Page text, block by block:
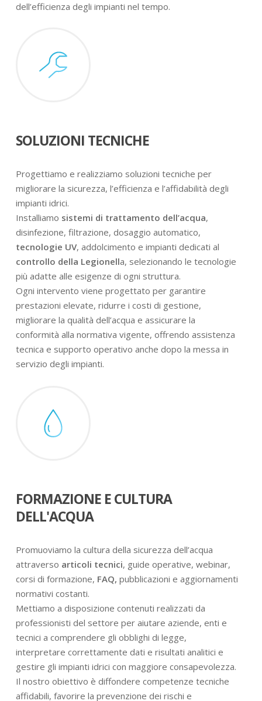
dell’efficienza degli impianti nel tempo.
SOLUZIONI TECNICHE
Progettiamo e realizziamo soluzioni tecniche per
migliorare la sicurezza, l’efficienza e l’affidabilità degli
impianti idrici.
Installiamo sistemi di trattamento dell’acqua,
disinfezione, filtrazione, dosaggio automatico,
tecnologie UV, addolcimento e impianti dedicati al
controllo della Legionella, selezionando le tecnologie
più adatte alle esigenze di ogni struttura.
Ogni intervento viene progettato per garantire
prestazioni elevate, ridurre i costi di gestione,
migliorare la qualità dell’acqua e assicurare la
conformità alla normativa vigente, offrendo assistenza
tecnica e supporto operativo anche dopo la messa in
servizio degli impianti.
FORMAZIONE E CULTURA
DELL'ACQUA
Promuoviamo la cultura della sicurezza dell’acqua
attraverso articoli tecnici, guide operative, webinar,
corsi di formazione, FAQ, pubblicazioni e aggiornamenti
normativi costanti.
Mettiamo a disposizione contenuti realizzati da
professionisti del settore per aiutare aziende, enti e
tecnici a comprendere gli obblighi di legge,
interpretare correttamente dati e risultati analitici e
gestire gli impianti idrici con maggiore consapevolezza.
Il nostro obiettivo è diffondere competenze tecniche
affidabili, favorire la prevenzione dei rischi e